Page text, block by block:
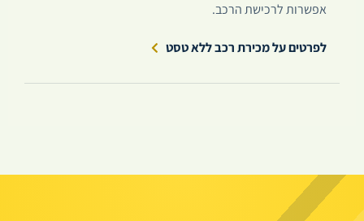
אפשרות לרכישת הרכב.
לפרטים על מכירת רכב ללא טסט